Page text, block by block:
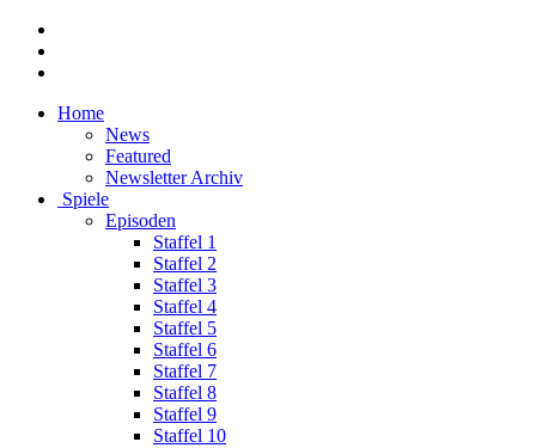
Home
News
Featured
Newsletter Archiv
Spiele
Episoden
Staffel 1
Staffel 2
Staffel 3
Staffel 4
Staffel 5
Staffel 6
Staffel 7
Staffel 8
Staffel 9
Staffel 10